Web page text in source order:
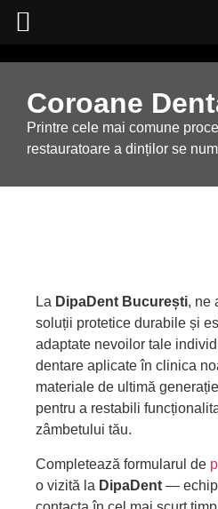
Coroane
Printre cele mai comune
restauratoare a dinților se
La DipaDent București, ne
soluții protetice durabile și
adaptate nevoilor tale
dentare aplicate în clinica
materiale de ultimă
pentru a restabili
zâmbetului tău.
Completează formularul de
o vizită la DipaDent —